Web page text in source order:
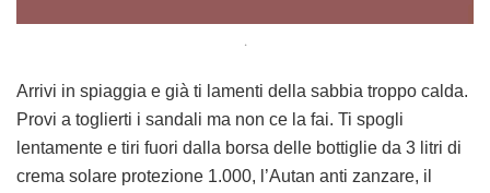
.
Arrivi in spiaggia e già ti lamenti della sabbia troppo calda.
Provi a toglierti i sandali ma non ce la fai. Ti spogli
lentamente e tiri fuori dalla borsa delle bottiglie da 3 litri di
crema solare protezione 1.000, l’Autan anti zanzare, il